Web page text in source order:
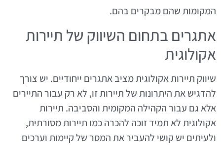
המקומות שהם מבקרים בהם.
אתגרים בתחום השיווק של תיירות
אקולוגית
שיווק תיירות אקולוגית מציב אתגרים ייחודיים. יש צורך
להדגיש את היתרונות של תיירות זו, לא רק עבור התיירים
אלא גם עבור הקהילה המקומית והסביבה. תיירות
אקולוגית לא תמיד זוכה להכרה כמו תיירות מסורתית,
ולעיתים יש קושי להעביר את המסר של קיימות וערכים